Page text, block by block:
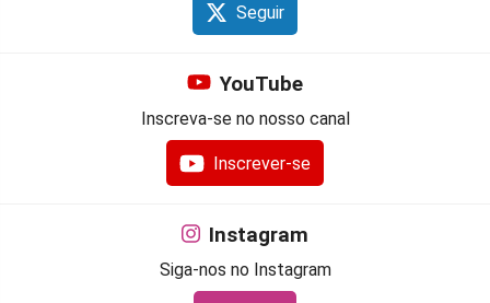
Seguir
YouTube
Inscreva-se no nosso canal
Inscrever-se
Instagram
Siga-nos no Instagram